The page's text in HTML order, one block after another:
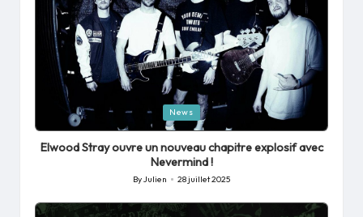
Posted
in
News
Elwood Stray ouvre un nouveau chapitre explosif avec
Nevermind !
Posted
ByJulien 28 juillet 2025